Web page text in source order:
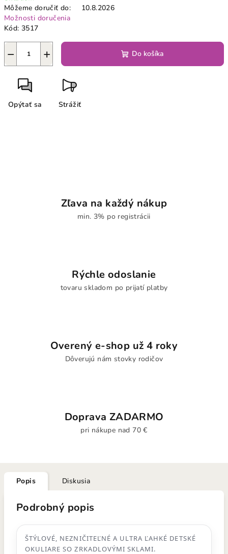
Môžeme doručiť do:
10.8.2026
Možnosti doručenia
Kód: 3517
+
− Do košíka
Opýtať sa Strážiť
Zľava na každý nákup
min. 3% po registrácii
Rýchle odoslanie
tovaru skladom po prijatí platby
Overený e-shop už 4 roky
Dôverujú nám stovky rodičov
Doprava ZADARMO
pri nákupe nad 70 €
Popis Diskusia
Podrobný popis
ŠTÝLOVÉ, NEZNIČITEĽNÉ A ULTRA ĽAHKÉ DETSKÉ
OKULIARE SO ZRKADLOVÝMI SKLAMI.